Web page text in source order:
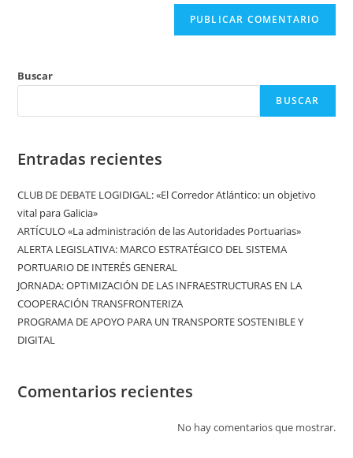
Buscar
BUSCAR
Entradas recientes
CLUB DE DEBATE LOGIDIGAL: «El Corredor Atlántico: un objetivo
vital para Galicia»
ARTÍCULO «La administración de las Autoridades Portuarias»
ALERTA LEGISLATIVA: MARCO ESTRATÉGICO DEL SISTEMA
PORTUARIO DE INTERÉS GENERAL
JORNADA: OPTIMIZACIÓN DE LAS INFRAESTRUCTURAS EN LA
COOPERACIÓN TRANSFRONTERIZA
PROGRAMA DE APOYO PARA UN TRANSPORTE SOSTENIBLE Y
DIGITAL
Comentarios recientes
No hay comentarios que mostrar.